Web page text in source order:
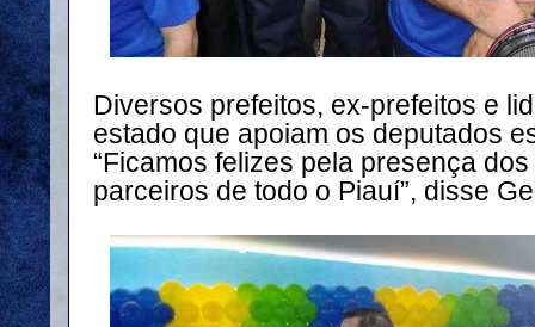
Diversos prefeitos, ex-prefeitos e
estado que apoiam os deputados
“Ficamos felizes pela presença
parceiros de todo o Piauí”, disse